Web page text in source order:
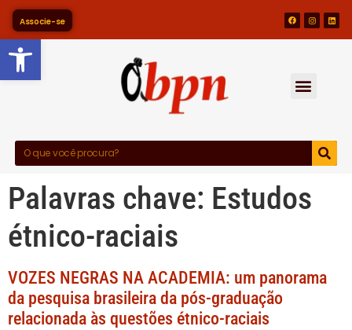
Barra de Ferramentas
Associe-se
Palavras chave: Estudos
étnico-raciais
VOZES NEGRAS NA ACADEMIA: um panorama
da pesquisa brasileira da pós-graduação
relacionada às questões étnico-raciais